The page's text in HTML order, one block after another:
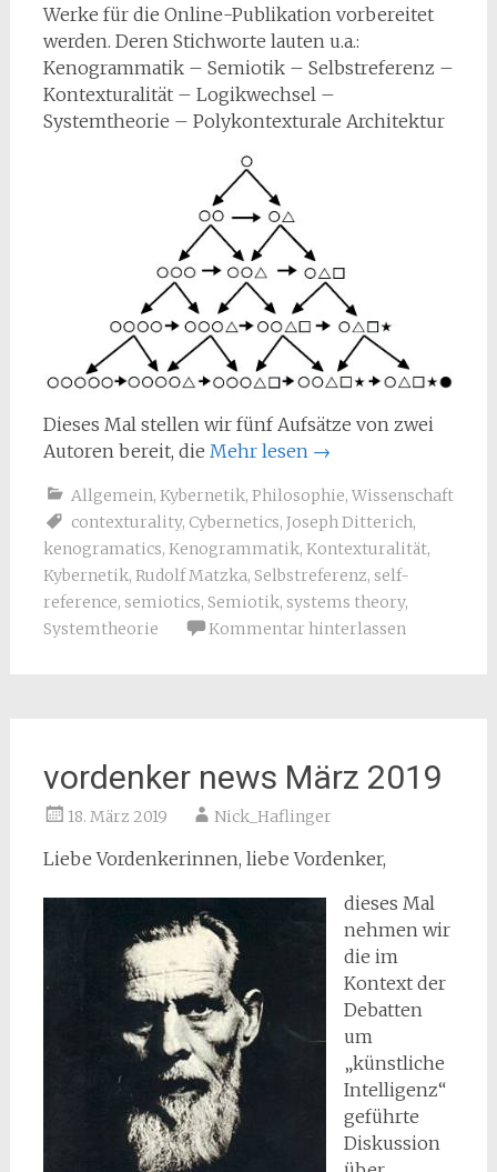
Werke für die Online-Publikation vorbereitet
werden. Deren Stichworte lauten u.a.:
Kenogrammatik – Semiotik – Selbstreferenz –
Kontexturalität – Logikwechsel –
Systemtheorie – Polykontexturale Architektur
Dieses Mal stellen wir fünf Aufsätze von zwei
Autoren bereit, die Mehr lesen →
Allgemein, Kybernetik, Philosophie, Wissenschaft
contexturality, Cybernetics, Joseph Ditterich,
kenogramatics, Kenogrammatik, Kontexturalität,
Kybernetik, Rudolf Matzka, Selbstreferenz, self-
reference, semiotics, Semiotik, systems theory,
Systemtheorie
Kommentar hinterlassen
vordenker news März 2019
18. März 2019 Nick_Haflinger
Liebe Vordenkerinnen, liebe Vordenker,
dieses Mal
nehmen wir
die im
Kontext der
Debatten
um
„künstliche
Intelligenz“
geführte
Diskussion